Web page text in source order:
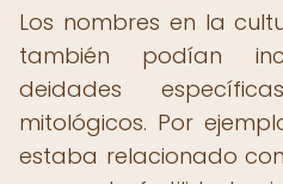
Los nombres en la
también podían
deidades
mitológicos. Por
estaba relacionado